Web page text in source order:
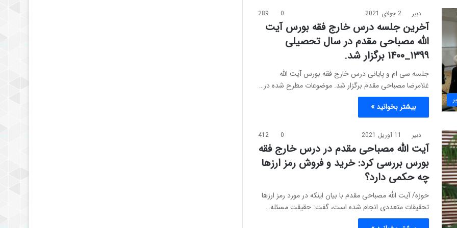
دبیر 2 جولای 2021 0
289
آخرین جلسه درس خارج فقه بورس آیت
الله مصباحی مقدم در سال تحصیلی
۱۳۹۹_۱۴۰۰ برگزار شد.
جلسه سی ام و پایانی درس خارج فقه بورس آیت الله
غلامرضا مصباحی مقدم برگزار شد. موضوعات مطرح شده در…
بیشتر بخوانید »
دبیر 11 آوریل 2021 0
412
آیت الله مصباحی مقدم در درس خارج فقه
بورس بررسی کرد: خرید و فروش رمز ارزها
چه حکمی دارد؟
حوزه/ آیت الله مصباحی مقدم با بیان اینکه در مورد رمز ارزها
تحقیقات متعددی انجام شده است، گفت: حقیقت مسئله…